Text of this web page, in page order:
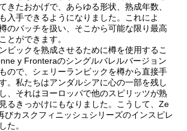
きたおかげで、あらゆる形状、熟成年数、
入手できるようになりました。これによ
のバッチを扱い、そこから可能な限り最高
とができます。
ビックを熟成させるために樽を使用するこ
y Fronteraのシングルバレルバージョン
ので、シェリーランビックを樽から直接手
。私たちはアンダルシアに心の一部を残し
、それはヨーロッパで他のスピリッツが熟
るきっかけにもなりました。こうして、Ze
びカスクフィニッシュシリーズのインスピレ
た。